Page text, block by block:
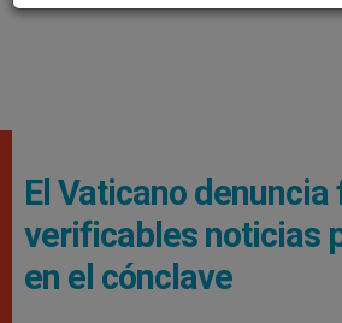
El Vaticano denuncia
verificables noticias
en el cónclave